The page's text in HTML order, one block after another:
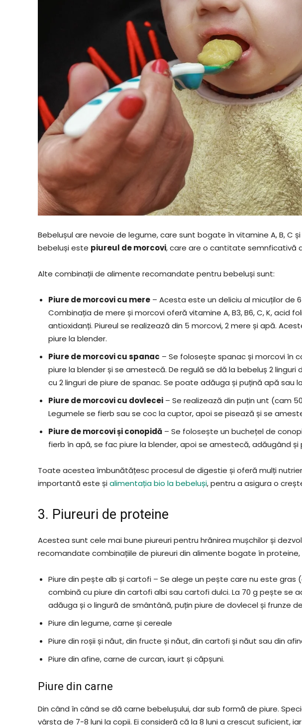
Bebelușul are nevoie de legume, care sunt bogate în vitamine A, B, C
bebeluși este piureul de morcovi, care are o cantitate semnficativă
Alte combinații de alimente recomandate pentru bebeluși sunt:
Piure de morcovi cu mere – Acesta este un deliciu al micuților de
Combinația de mere și morcovi oferă vitamine A, B3, B6, C, K, acid
antioxidanți. Piureul se realizează din 5 morcovi, 2 mere și apă.
piure la blender.
Piure de morcovi cu spanac – Se folosește spanac și morcovi în
piure la blender și se amestecă. De regulă se dă la bebeluș 2
cu 2 linguri de piure de spanac. Se poate adăuga și puțină apă sau
Piure de morcovi cu dovlecei – Se realizează din puțin unt (cam
Legumele se fierb sau se coc la cuptor, apoi se pisează și se
Piure de morcovi și conopidă – Se folosește un buchețel de
fierb în apă, se fac piure la blender, apoi se amestecă, adăugând și
Toate acestea îmbunătățesc procesul de digestie și oferă mulți
importantă este șialimentația bio la bebeluși, pentru a asigura o
3. Piureuri de proteine
Acestea sunt cele mai bune piureuri pentru hrănirea mușchilor și
recomandate combinațiile de piureuri din alimente bogate în proteine,
Piure din pește alb și cartofi – Se alege un pește care nu este gras
combină cu piure din cartofi albi sau cartofi dulci. La 70 g pește se
adăuga și o lingură de smântână, puțin piure de dovlecel și frunze
Piure din legume, carne și cereale
Piure din roșii și năut, din fructe și năut, din cartofi și năut sau din
Piure din afine, carne de curcan, iaurt și căpșuni.
Piure din carne
Din când în când se dă carne bebelușului, dar sub formă de piure.
vârsta de 7-8 luni la copii. Ei consideră că la 8 luni a crescut suficient,